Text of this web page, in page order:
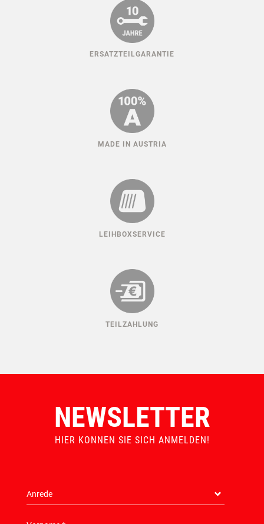
ERSATZTEILGARANTIE
MADE IN AUSTRIA
LEIHBOXSERVICE
TEILZAHLUNG
NEWSLETTER
HIER KONNEN SIE SICH ANMELDEN!